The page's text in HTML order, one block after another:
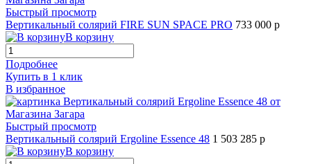
Быстрый просмотр
Вертикальный солярий FIRE SUN SPACE PRO 733 000 р
В корзину
Подробнее
Купить в 1 клик
В избранное
Быстрый просмотр
Вертикальный солярий Ergoline Essence 48 1 503 285 р
В корзину